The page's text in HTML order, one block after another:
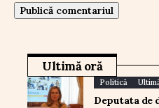
Ultimă oră
Politică
Deputata de